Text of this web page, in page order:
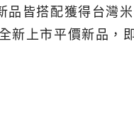
皆搭配獲得台灣
上市平價新品，